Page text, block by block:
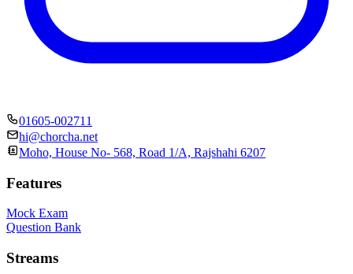
01605-002711
hi@chorcha.net
Moho, House No- 568, Road 1/A, Rajshahi 6207
Features
Mock Exam
Question Bank
Streams